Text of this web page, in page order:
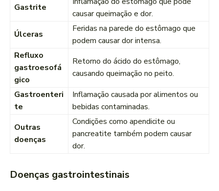
Gastrite
causar queimação e dor.
Úlceras
Feridas na parede do estômago que
podem causar dor intensa.
Refluxo
gastroesofá
gico
Retorno do ácido do estômago,
causando queimação no peito.
Gastroenteri
te
Inflamação causada por alimentos ou
bebidas contaminadas.
Outras
doenças
Condições como apendicite ou
pancreatite também podem causar
dor.
Doenças gastrointestinais